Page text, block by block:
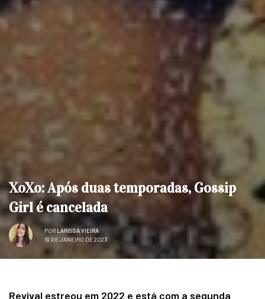
XoXo: Após duas temporadas, Gossip
Girl é cancelada
POR LARISSA VIEIRA
19 DE JANEIRO DE 2023
Revival estreou em 2022 e está com a segunda